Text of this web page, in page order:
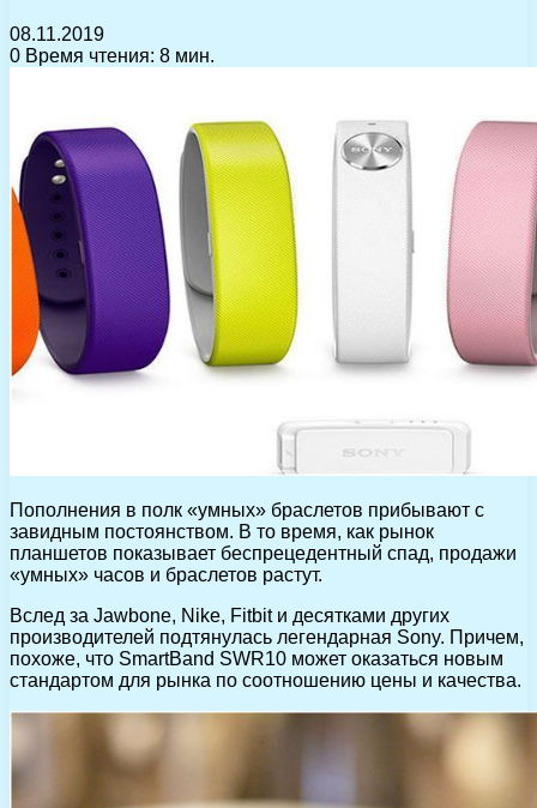
08.11.2019
0 Время чтения: 8 мин.
Пополнения в полк «умных» браслетов прибывают с
завидным постоянством. В то время, как рынок
планшетов показывает беспрецедентный спад, продажи
«умных» часов и браслетов растут.
Вслед за Jawbone, Nike, Fitbit и десятками других
производителей подтянулась легендарная Sony. Причем,
похоже, что SmartBand SWR10 может оказаться новым
стандартом для рынка по соотношению цены и качества.